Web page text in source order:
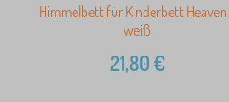
Himmelbett für Kinderbett
weiß
21,80€